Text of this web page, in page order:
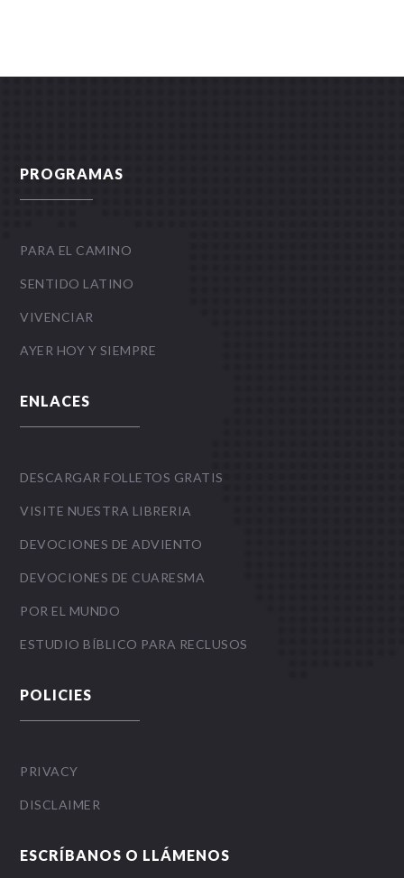
PROGRAMAS
PARA EL CAMINO
SENTIDO LATINO
VIVENCIAR
AYER HOY Y SIEMPRE
ENLACES
DESCARGAR FOLLETOS GRATIS
VISITE NUESTRA LIBRERIA
DEVOCIONES DE ADVIENTO
DEVOCIONES DE CUARESMA
POR EL MUNDO
ESTUDIO BÍBLICO PARA RECLUSOS
POLICIES
PRIVACY
DISCLAIMER
ESCRÍBANOS O LLÁMENOS